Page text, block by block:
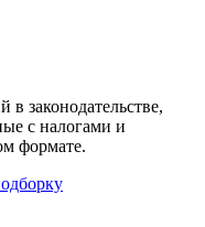
законодательстве,
с налогами и
формате.